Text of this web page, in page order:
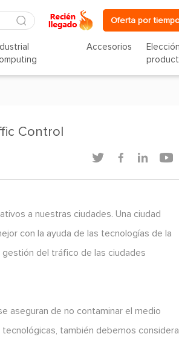
Oferta por
Accesorios
Control
   
a nuestras ciudades. Una ciudad
con la ayuda de las tecnologías de la
gestión del tráfico de las ciudades
aseguran de no contaminar el medio
también debemos